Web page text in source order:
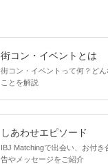
街コン・イベントとは
街コン・イベントって何？ど
ことを解説
しあわせエピソード
IBJ Matchingで出会い、お付
告やメッセージをご紹介